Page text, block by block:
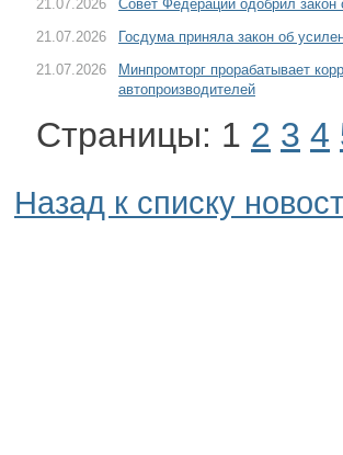
21.07.2026
Совет Федерации одобрил закон
21.07.2026
Госдума приняла закон об
21.07.2026
Минпромторг прорабатывает
автопроизводителей
Страницы: 1 2 3 4
Назад к списку